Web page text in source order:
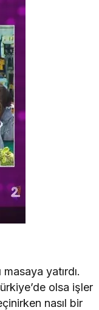
yatırdı.
olsa işler
nasıl bir